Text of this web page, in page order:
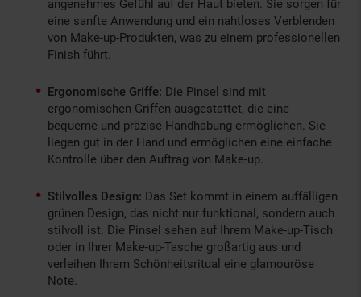
angenehmes Gefühl auf der Haut bieten. Sie sorgen für
eine sanfte Anwendung und ein nahtloses Verblenden
von Make-up-Produkten, was zu einem professionellen
Finish führt.
Ergonomische Griffe: Die Pinsel sind mit
ergonomischen Griffen ausgestattet, die eine
bequeme und präzise Handhabung ermöglichen. Sie
liegen gut in der Hand und ermöglichen eine einfache
Kontrolle über den Auftrag von Make-up.
Stilvolles Design: Das Set kommt in einem auffälligen
grünen Design, das nicht nur funktional, sondern auch
stilvoll ist. Die Pinsel sehen auf Ihrem Make-up-Tisch
oder in Ihrer Make-up-Tasche großartig aus und
verleihen Ihrem Schönheitsritual eine glamouröse
Note.